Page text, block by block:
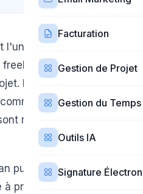
Facturation
Gestion de Projet
Gestion du Temps
Outils IA
Signature
l'une des questions les
qui cherchent
Les deux sont
partout —
radicalement
pur : des tableaux, des
prendre en main en 10